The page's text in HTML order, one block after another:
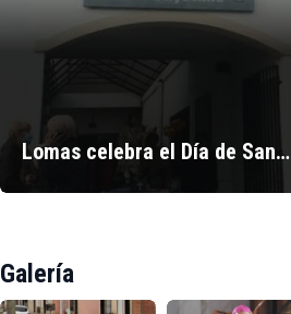
Lomas celebra el Día de San…
Galería